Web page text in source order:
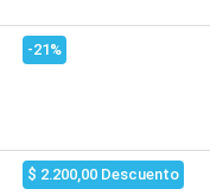
-21%
$ 2.200,00 Descuento